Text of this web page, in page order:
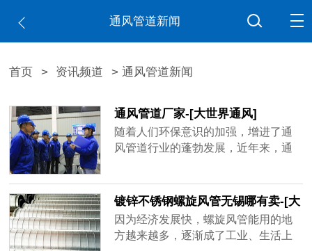
通风管道新闻
首页 > 资讯频道 > 通风管道新闻
通风管道厂家-[大世界通风]
随着人们环保意识的加强，增进了通
风管道行业的蓬勃发展，近年来，通
家偷工减料已成常态，比如客户要求
用1mm的板材做，实际到手可能是0.6
厚、0.8厚，看似价格实惠，在实际使
用过程中容易出现状况，运送带粉尘
镀锌不锈钢螺旋风管无锡哪有卖-[大
世界]
因为经济发展快，螺旋风管能用的地
方越来越多，逐渐成了工业、生活上